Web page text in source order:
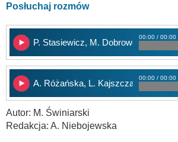
Posłuchaj rozmów
P. Stasiewicz, M. Dobrowolski
00:00 / 00:00
A. Różańska, L. Kajszczak
00:00 / 00:00
Autor: M. Świniarski
Redakcja: A. Niebojewska